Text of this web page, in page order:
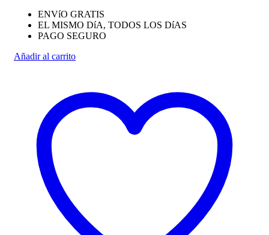
ENVíO GRATIS
EL MISMO DíA, TODOS LOS DíAS
PAGO SEGURO
Añadir al carrito